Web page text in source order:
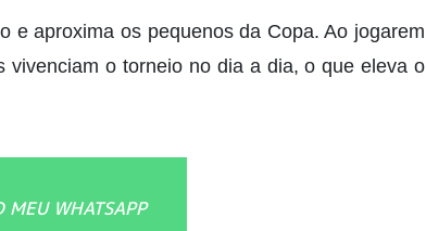
e aproxima os pequenos da Copa. Ao jogarem
vivenciam o torneio no dia a dia, o que eleva o
MEU WHATSAPP